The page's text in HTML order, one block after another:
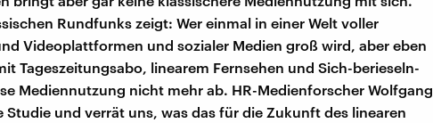
Rundfunks zeigt: Wer einmal in einer Welt voller
Videoplattformen und sozialer Medien groß wird, aber eben
Tageszeitungsabo, linearem Fernsehen und Sich-berieseln-
Mediennutzung nicht mehr ab. HR-Medienforscher Wolfgang
Studie und verrät uns, was das für die Zukunft des linearen